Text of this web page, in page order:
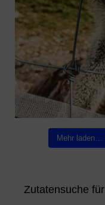
Mehr laden…
Zutatensuche